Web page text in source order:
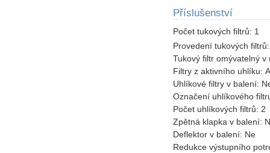
Příslušenství
Počet tukových filtrů: 1
Provedení tukových
Tukový filtr omývatelný
Filtry z aktivního uhlíku:
Uhlíkové filtry v balení:
Označení uhlíkového
Počet uhlíkových filtrů: 2
Zpětná klapka v balení:
Deflektor v balení: Ne
Redukce výstupního